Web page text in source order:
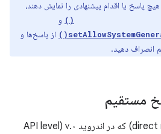
پاسخ یا اقدام پیشنهادی را نمایش دهند،
و
از پاسخ‌ها و
انصراف دهید.
مستقیم
قابلیت پاسخ مستقیم (direct reply) که در اندروید ۷.۰ (API level